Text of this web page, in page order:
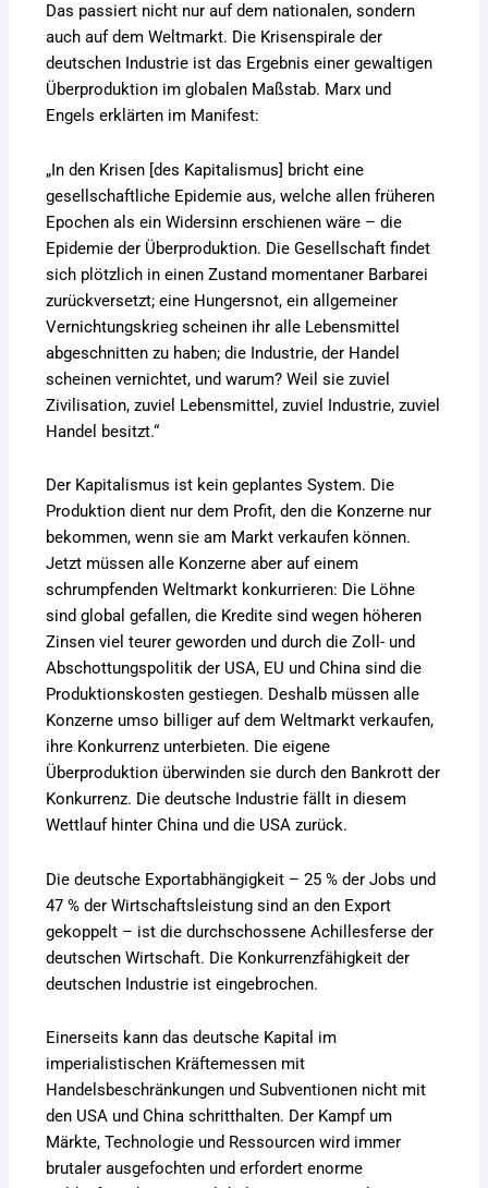
Das passiert nicht nur auf dem nationalen, sondern
auch auf dem Weltmarkt. Die Krisenspirale der
deutschen Industrie ist das Ergebnis einer gewaltigen
Überproduktion im globalen Maßstab. Marx und
Engels erklärten im Manifest:
„In den Krisen [des Kapitalismus] bricht eine
gesellschaftliche Epidemie aus, welche allen früheren
Epochen als ein Widersinn erschienen wäre – die
Epidemie der Überproduktion. Die Gesellschaft findet
sich plötzlich in einen Zustand momentaner Barbarei
zurückversetzt; eine Hungersnot, ein allgemeiner
Vernichtungskrieg scheinen ihr alle Lebensmittel
abgeschnitten zu haben; die Industrie, der Handel
scheinen vernichtet, und warum? Weil sie zuviel
Zivilisation, zuviel Lebensmittel, zuviel Industrie, zuviel
Handel besitzt.“
Der Kapitalismus ist kein geplantes System. Die
Produktion dient nur dem Profit, den die Konzerne nur
bekommen, wenn sie am Markt verkaufen können.
Jetzt müssen alle Konzerne aber auf einem
schrumpfenden Weltmarkt konkurrieren: Die Löhne
sind global gefallen, die Kredite sind wegen höheren
Zinsen viel teurer geworden und durch die Zoll- und
Abschottungspolitik der USA, EU und China sind die
Produktionskosten gestiegen. Deshalb müssen alle
Konzerne umso billiger auf dem Weltmarkt verkaufen,
ihre Konkurrenz unterbieten. Die eigene
Überproduktion überwinden sie durch den Bankrott der
Konkurrenz. Die deutsche Industrie fällt in diesem
Wettlauf hinter China und die USA zurück.
Die deutsche Exportabhängigkeit – 25 % der Jobs und
47 % der Wirtschaftsleistung sind an den Export
gekoppelt – ist die durchschossene Achillesferse der
deutschen Wirtschaft. Die Konkurrenzfähigkeit der
deutschen Industrie ist eingebrochen.
Einerseits kann das deutsche Kapital im
imperialistischen Kräftemessen mit
Handelsbeschränkungen und Subventionen nicht mit
den USA und China schritthalten. Der Kampf um
Märkte, Technologie und Ressourcen wird immer
brutaler ausgefochten und erfordert enorme